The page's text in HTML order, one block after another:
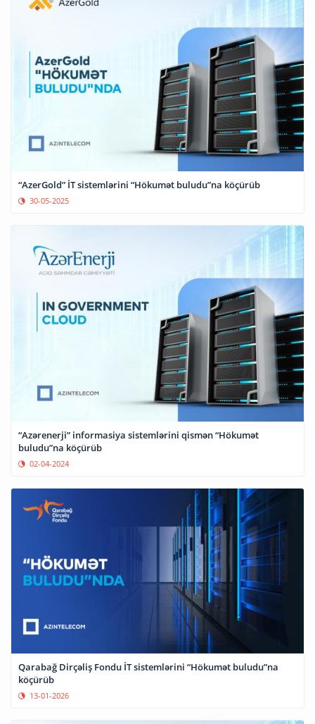
“AzerGold” İT sistemlərini “Hökumət buludu”na köçürüb
30-05-2025
“Azərenerji” informasiya sistemlərini qismən “Hökumət
buludu”na köçürüb
02-04-2024
Qarabağ Dirçəliş Fondu İT sistemlərini “Hökumət buludu”na
köçürüb
13-01-2026